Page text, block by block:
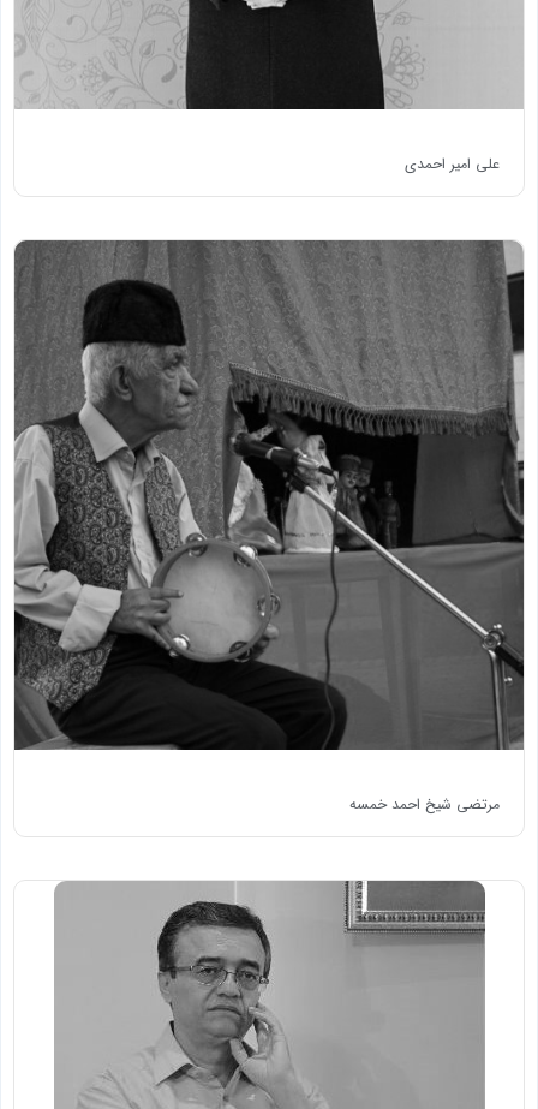
علی امیر احمدی
مرتضی شیخ احمد خمسه